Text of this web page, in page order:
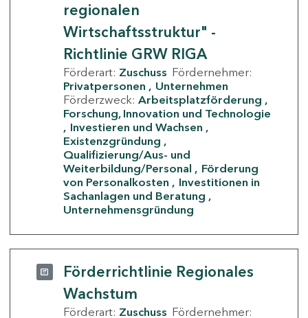
regionalen
Wirtschaftsstruktur" -
Richtlinie GRW RIGA
Förderart: Zuschuss Fördernehmer:
Privatpersonen
Unternehmen
Förderzweck: Arbeitsplatzförderung
Forschung, Innovation und Technologie
Investieren und Wachsen
Existenzgründung
Qualifizierung/Aus- und
Weiterbildung/Personal
Förderung
von Personalkosten
Investitionen in
Sachanlagen und Beratung
Unternehmensgründung
Förderrichtlinie Regionales
Wachstum
Förderart: Zuschuss Fördernehmer: